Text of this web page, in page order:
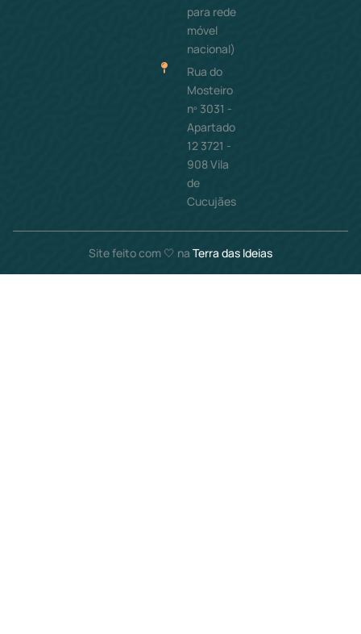
para rede
móvel
nacional)
Rua do
Mosteiro
nº 3031 -
Apartado
12 3721 -
908 Vila
de
Cucujães
Site feito com 🤍 na Terra das Ideias